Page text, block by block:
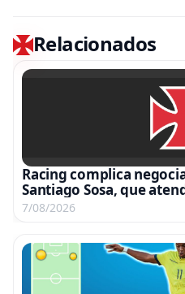
Relacionados
Racing complica
Santiago Sosa, que
clube argentino
7/08/2026